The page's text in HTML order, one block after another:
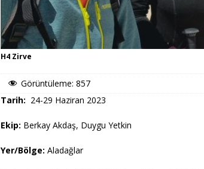
H4 Zirve
Görüntüleme: 857
Tarih: 24-29 Haziran 2023
Ekip: Berkay Akdaş, Duygu Yetkin
Yer/Bölge: Aladağlar